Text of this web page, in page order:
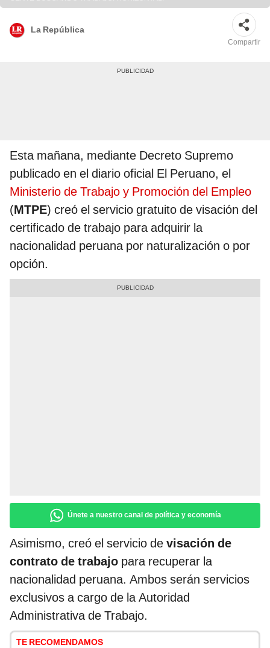
La República
Compartir
Esta mañana, mediante Decreto Supremo
publicado en el diario oficial El Peruano, el
Ministerio de Trabajo y Promoción del Empleo
(MTPE) creó el servicio gratuito de visación del
certificado de trabajo para adquirir la
nacionalidad peruana por naturalización o por
opción.
Únete a nuestro canal de política y economía
Asimismo, creó el servicio de visación de
contrato de trabajo para recuperar la
nacionalidad peruana. Ambos serán servicios
exclusivos a cargo de la Autoridad
Administrativa de Trabajo.
TE RECOMENDAMOS